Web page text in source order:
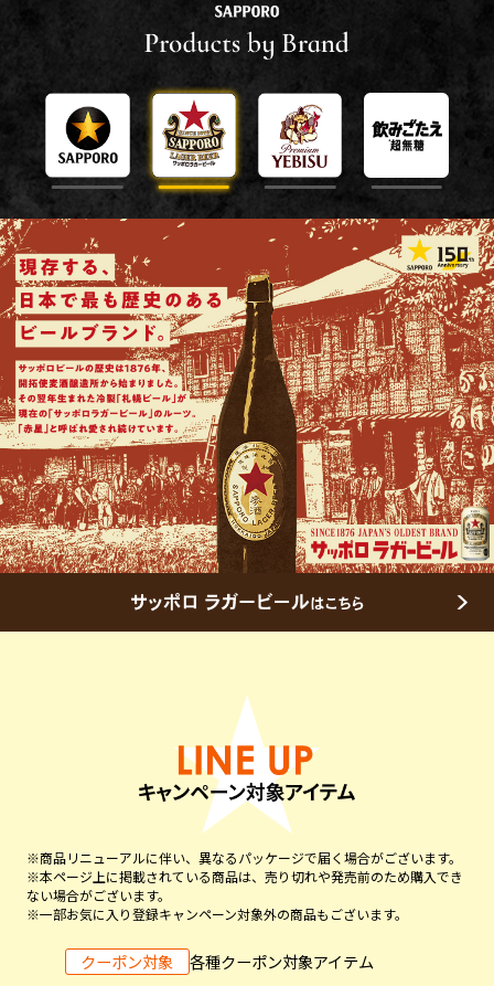
※商品リニューアルに伴い、異なるパッケージで届く場合がございます。
※本ページ上に掲載されている商品は、売り切れや発売前のため購入でき
ない場合がございます。
※一部お気に入り登録キャンペーン対象外の商品もございます。
クーポン対象 各種クーポン対象アイテム